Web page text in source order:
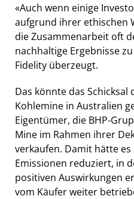
«Auch wenn einige
aufgrund ihrer ethischen
die Zusammenarbeit oft
nachhaltige Ergebnisse
Fidelity überzeugt.
Das könnte das
Kohlemine in Australien
Eigentümer, die BHP-
Mine im Rahmen ihrer
verkaufen. Damit hätte es
Emissionen reduziert, in
positiven Auswirkungen
vom Käufer weiter